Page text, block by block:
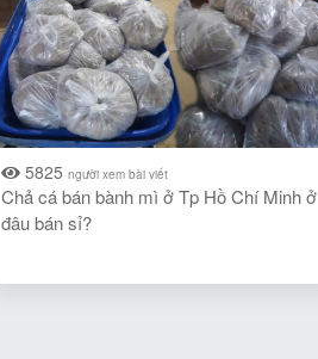
5825 người xem bài viết
Chả cá bán bành mì ở Tp Hồ Chí Minh ở
đâu bán sỉ?